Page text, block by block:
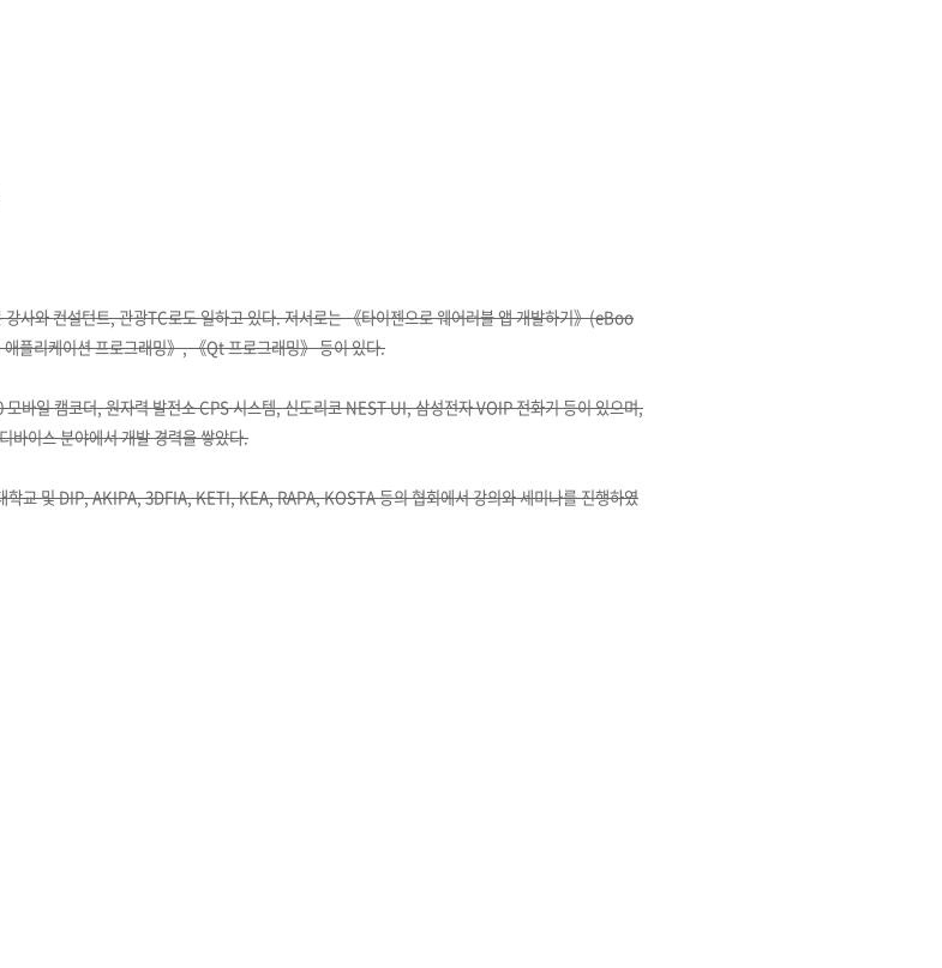
사와 컨설턴트, 관광TC로도 일하고 있다. 저서로는 《타이젠으로 웨어러블 앱 개발하기》(eBoo
플리케이션 프로그래밍》, 《Qt 프로그래밍》 등이 있다.
바일 캠코더, 원자력 발전소 CPS 시스템, 신도리코 NEST UI, 삼성전자 VOIP 전화기 등이 있으며,
바이스 분야에서 개발 경력을 쌓았다.
교 및 DIP, AKIPA, 3DFIA, KETI, KEA, RAPA, KOSTA 등의 협회에서 강의와 세미나를 진행하였